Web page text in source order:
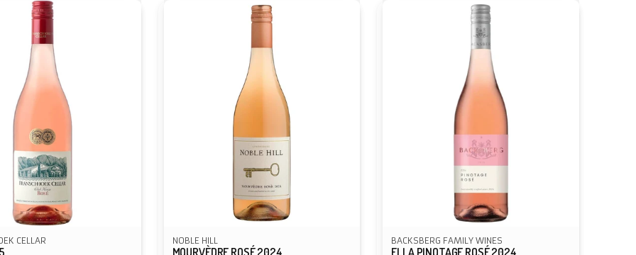
CELLAR NOBLE HILL
MOURVÈDRE ROSÉ 2024
BACKSBERG FAMILY WINES
ELLA PINOTAGE ROSÉ 2024